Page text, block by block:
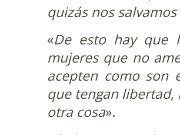
quizás nos
«De esto hay que
mujeres que no
acepten como son
que tengan
otra cosa».